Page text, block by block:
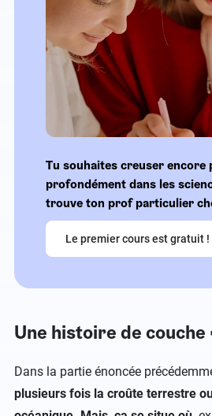
Tu souhaites creuser encore
profondément dans les
trouve ton prof particulier
Le premier cours est gratuit !
Une histoire de couche
Dans la partie énoncée
plusieurs fois la croûte terrestre